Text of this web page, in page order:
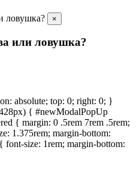
×
или ловушка?
absolute; top: 0; right: 0; }
{ #newModalPopUp
{ margin: 0 .5rem 7rem .5rem;
1.375rem; margin-bottom:
size: 1rem; margin-bottom: